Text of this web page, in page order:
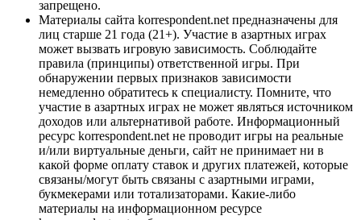
запрещено.
Материалы сайта korrespondent.net предназначены для
лиц старше 21 года (21+). Участие в азартных играх
может вызвать игровую зависимость. Соблюдайте
правила (принципы) ответственной игры. При
обнаружении первых признаков зависимости
немедленно обратитесь к специалисту. Помните, что
участие в азартных играх не может являться источником
доходов или альтернативой работе. Информационный
ресурс korrespondent.net не проводит игры на реальные
и/или виртуальные деньги, сайт не принимает ни в
какой форме оплату ставок и других платежей, которые
связаны/могут быть связаны с азартными играми,
букмекерами или тотализаторами. Какие-либо
материалы на информационном ресурсе